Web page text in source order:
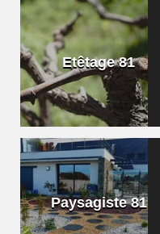
Etêtage 81
Paysagiste 81